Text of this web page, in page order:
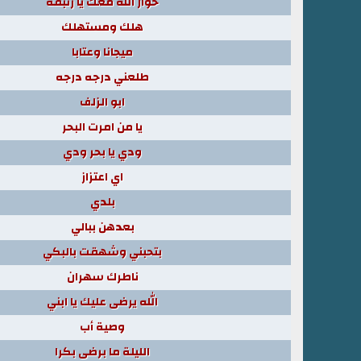
هلك ومستهلك
ميجانا وعتابا
طلعني درجه درجه
ابو الزلف
يا من امرت البحر
ودي يا بحر ودي
اي اعتزاز
بلدي
بعدهن ببالي
بتحبني وشهقت بالبكي
ناطرك سهران
الله يرضى عليك يا ابني
وصية أب
الليلة ما برضى بكرا